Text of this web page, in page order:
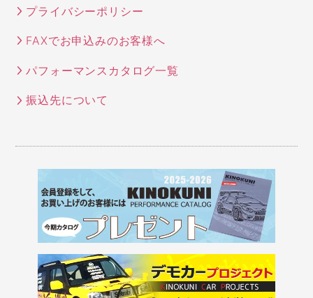
プライバシーポリシー
FAXでお申込みのお客様へ
パフォーマンスカタログ一覧
振込先について